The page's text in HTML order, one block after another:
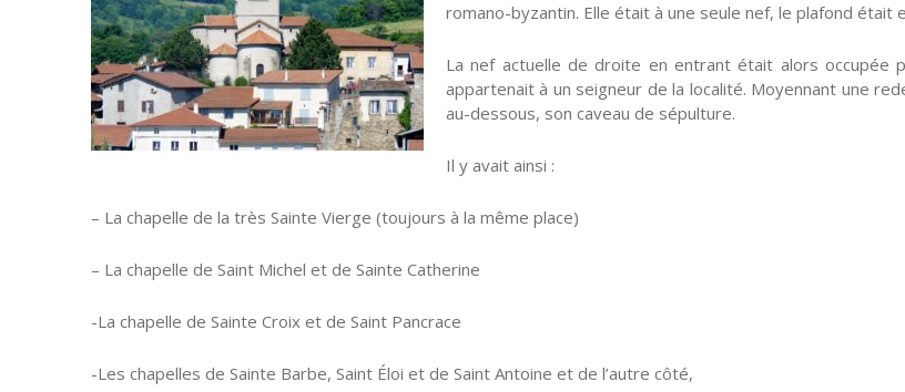
romano-byzantin. Elle était à une seule nef, le plafond était
La nef actuelle de droite en entrant était alors occupée
appartenait à un seigneur de la localité. Moyennant une
au-dessous, son caveau de sépulture.
Il y avait ainsi :
– La chapelle de la très Sainte Vierge (toujours à la même place)
– La chapelle de Saint Michel et de Sainte Catherine
-La chapelle de Sainte Croix et de Saint Pancrace
-Les chapelles de Sainte Barbe, Saint Éloi et de Saint Antoine et de l’autre côté,